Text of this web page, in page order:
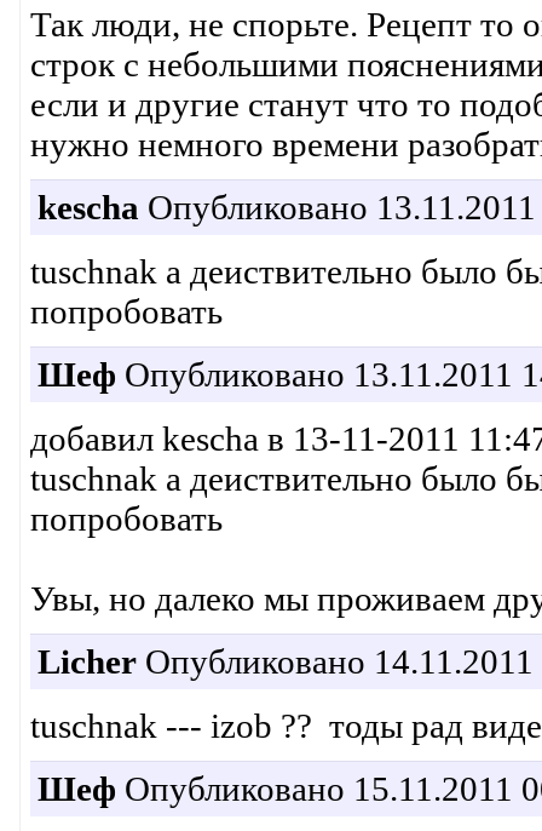
Так люди, не спорьте. Рецепт то
строк с небольшими
если и другие станут что то
нужно немного времени
kescha Опубликовано
tuschnak а деиствительно было
попробовать
Шеф Опубликовано 13.11.2011
добавил kescha в 13-11-2011
tuschnak а деиствительно было
попробовать
Увы, но далеко мы проживаем
LicherОпубликовано 14.11.2011
tuschnak --- izob ?? тоды рад
Шеф Опубликовано 15.11.2011